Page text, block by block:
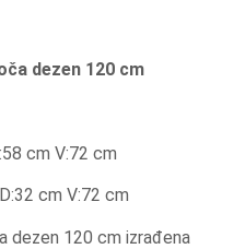
dezen 120 cm
cm V:72 cm
cm V:72 cm
dezen 120 cm izrađena